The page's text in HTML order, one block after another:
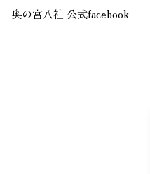
奥の宮八社 公式facebook